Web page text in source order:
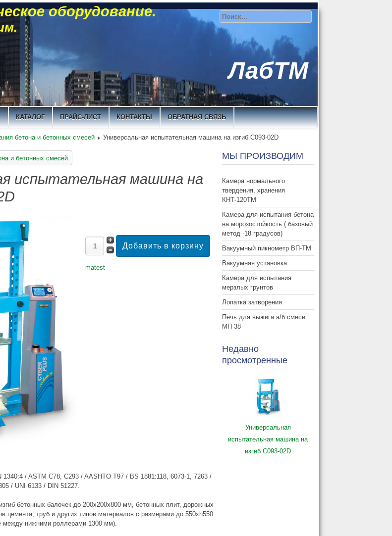
оборудование.
ЛабТМ
КАТАЛОГ ПРАЙС-ЛИСТ КОНТАКТЫ ОБРАТНАЯ СВЯЗЬ
бетона и бетонных смесей Универсальная испытательная машина на изгиб C093-02D
и бетонных смесей
испытательная машина на
matest
1340:4 / ASTM C78, C293 / AASHTO T97 / BS 1881:118, 6073-1, 7263 /
/ UNI 6133 / DIN 51227.
бетонных балочек до 200x200x800 мм, бетонных плит, дорожных
цемента, труб и других типов материалов с размерами до 550xh550
между нижними роллерами 1300 мм).
МЫ ПРОИЗВОДИМ
Камера нормального
твердения, хранения
КНТ-120ТМ
Камера для испытания бетона
на морозостойкость ( базовый
метод -18 градусов)
Вакуумный пикнометр ВП-ТМ
Вакуумная установка
Камера для испытания
мерзлых грунтов
Лопатка затворения
Печь для выжига а/б смеси
МП 38
Недавно
просмотренные
Универсальная
испытательная машина на
изгиб C093-02D